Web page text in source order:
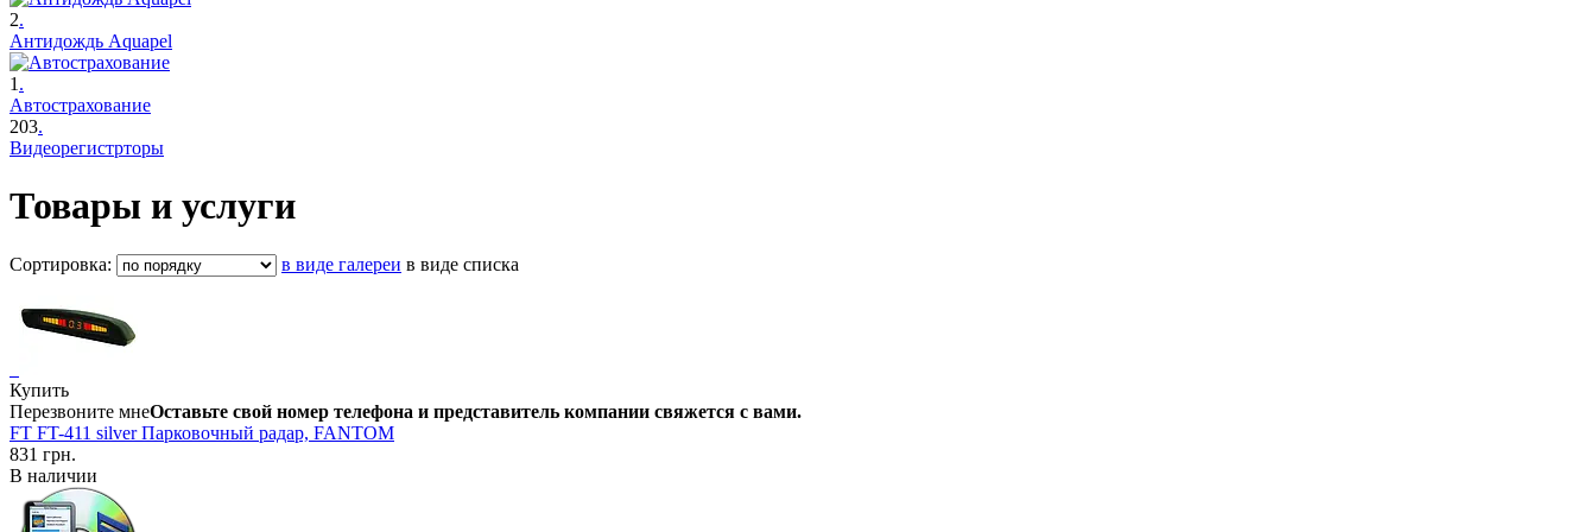
2.
Антидождь Aquapel
1 .
Автострахование
203.
Видеорегистрторы
Товары и услуги
Сортировка: в виде галереи в виде списка
Купить
Перезвоните мнеОставьте свой номер телефона и представитель компании свяжется с вами.
FT FT-411 silver Парковочный радар, FANTOM
831 грн.
В наличии